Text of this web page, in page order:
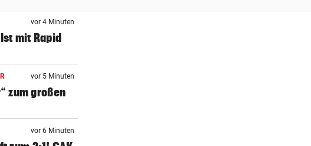
vor 4 Minuten
mit Rapid
vor 5 Minuten
zum großen
vor 6 Minuten